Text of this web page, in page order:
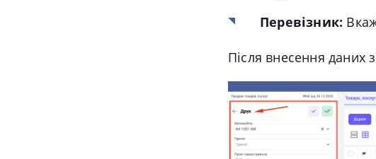
Перевізник:
Після внесення даних